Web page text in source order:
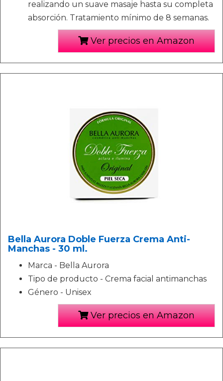
realizando un suave masaje hasta su completa
absorción. Tratamiento mínimo de 8 semanas.
Ver precios en Amazon
Bella Aurora Doble Fuerza Crema Anti-
Manchas - 30 ml.
Marca - Bella Aurora
Tipo de producto - Crema facial antimanchas
Género - Unisex
Ver precios en Amazon